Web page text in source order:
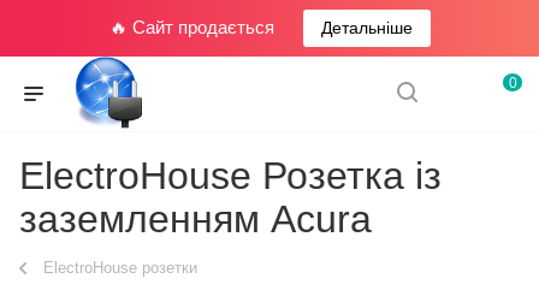
🔥 Сайт продається Детальніше
0
ElectroHouse Розетка із
заземленням Acura
ElectroHouse розетки